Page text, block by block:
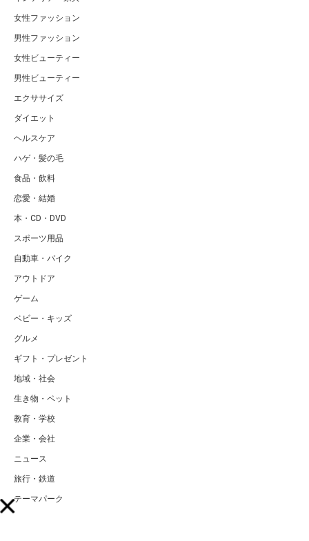
女性ファッション
男性ファッション
女性ビューティー
男性ビューティー
エクササイズ
ダイエット
ヘルスケア
ハゲ・髪の毛
食品・飲料
恋愛・結婚
本・CD・DVD
スポーツ用品
自動車・バイク
アウトドア
ゲーム
ベビー・キッズ
グルメ
ギフト・プレゼント
地域・社会
生き物・ペット
教育・学校
企業・会社
ニュース
旅行・鉄道
テーマパーク